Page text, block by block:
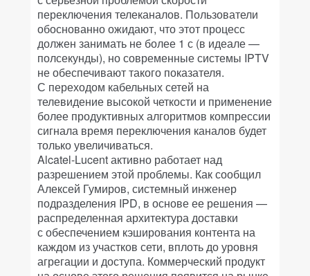
переключения телеканалов. Пользователи
обоснованно ожидают, что этот процесс
должен занимать не более 1 с (в идеале —
полсекунды), но современные системы IPTV
не обеспечивают такого показателя.
С переходом кабельных сетей на
телевидение высокой четкости и применение
более продуктивных алгоритмов компрессии
сигнала время переключения каналов будет
только увеличиваться.
Alcatel-Lucent активно работает над
разрешением этой проблемы. Как сообщил
Алексей Гумиров, системный инженер
подразделения IPD, в основе ее решения —
распределенная архитектура доставки
с обеспечением кэширования контента на
каждом из участков сети, вплоть до уровня
агрегации и доступа. Коммерческий продукт